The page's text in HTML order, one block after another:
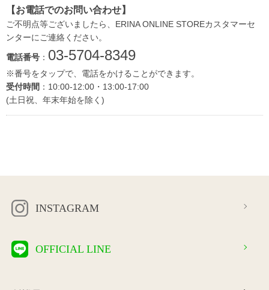
【お電話でのお問い合わせ】
ご不明点等ございましたら、ERINA ONLINE STOREカスタマーセ
ンターにご連絡ください。
電話番号 ： 03-5704-8349
※番号をタップで、電話をかけることができます。
受付時間 ：10:00-12:00・13:00-17:00
(土日祝、年末年始を除く)
INSTAGRAM
OFFICIAL LINE